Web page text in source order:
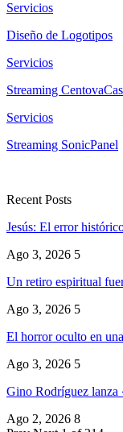
Servicios
Diseño de Logotipos
Servicios
Streaming
Servicios
Streaming SonicPanel
Recent Posts
Jesús: El error
Ago 3, 2026 5
Un retiro espiritual
Ago 3, 2026 5
El horror oculto en
Ago 3, 2026 5
Gino Rodríguez lanza
Ago 2, 2026 8